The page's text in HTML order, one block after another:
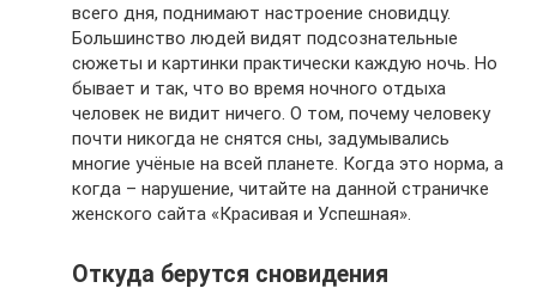
всего дня, поднимают настроение сновидцу.
Большинство людей видят подсознательные
сюжеты и картинки практически каждую ночь. Но
бывает и так, что во время ночного отдыха
человек не видит ничего. О том, почему человеку
почти никогда не снятся сны, задумывались
многие учёные на всей планете. Когда это норма, а
когда – нарушение, читайте на данной страничке
женского сайта «Красивая и Успешная».
Откуда берутся сновидения